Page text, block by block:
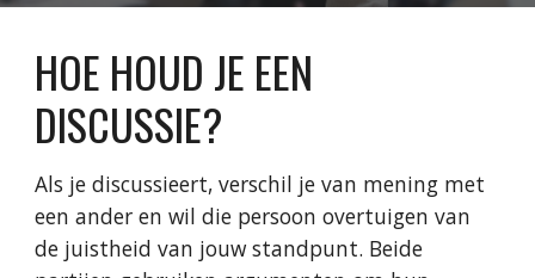
HOE HOUD JE EEN
DISCUSSIE?
Als je discussieert, verschil je van mening met
een ander en wil die persoon overtuigen van
de juistheid van jouw standpunt. Beide